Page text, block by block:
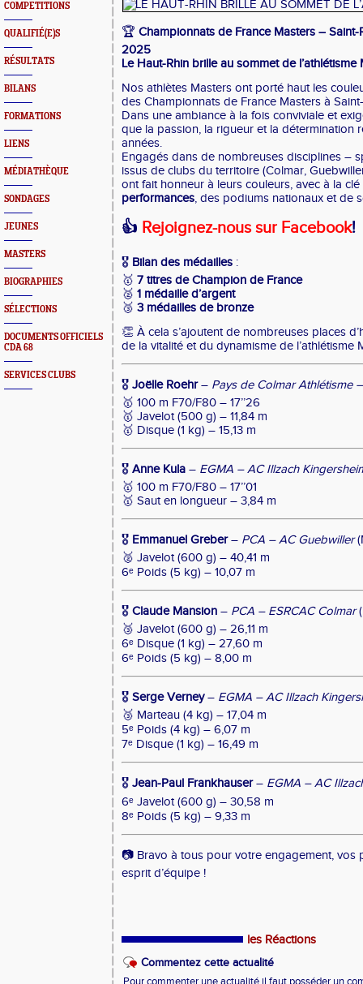
COMPETITIONS
QUALIFIÉ(E)S
RÉSULTATS
BILANS
FORMATIONS
LIENS
MÉDIATHÈQUE
SONDAGES
JEUNES
MASTERS
BIOGRAPHIES
SÉLECTIONS
DOCUMENTS OFFICIELS
CDA 68
SERVICES CLUBS
🏆 Championnats de France Masters –
2025
Le Haut-Rhin brille au sommet de l’athlétisme
Nos athlètes Masters ont porté haut les
des Championnats de France Masters à
Dans une ambiance à la fois conviviale et
que la passion, la rigueur et la détermination
années.
Engagés dans de nombreuses disciplines –
issus de clubs du territoire (Colmar,
ont fait honneur à leurs couleurs, avec à la
performances, des podiums nationaux et de
👍 Rejoignez-nous sur Facebook!
🎖 Bilan des médailles :
🥇 7 titres de Champion de France
🥈 1 médaille d’argent
🥉 3 médailles de bronze
👏 À cela s’ajoutent de nombreuses places
de la vitalité et du dynamisme de l’athlétisme
🎖 Joëlle Roehr– Pays de Colmar Athlétisme
🥇 100 m F70/F80 – 17’’26
🥇 Javelot (500 g) – 11,84 m
🥇 Disque (1 kg) – 15,13 m
🎖 Anne Kula – EGMA – AC Illzach
🥇 100 m F70/F80 – 17’’01
🥇 Saut en longueur – 3,84 m
🎖 Emmanuel Greber– PCA – AC Guebwiller
🥈 Javelot (600 g) – 40,41 m
6ᵉ Poids (5 kg) – 10,07 m
🎖 Claude Mansion – PCA – ESRCAC Colmar
🥉 Javelot (600 g) – 26,11 m
6ᵉ Disque (1 kg) – 27,60 m
6ᵉ Poids (5 kg) – 8,00 m
🎖 Serge Verney– EGMA – AC Illzach
🥉 Marteau (4 kg) – 17,04 m
5ᵉ Poids (4 kg) – 6,07 m
7ᵉ Disque (1 kg) – 16,49 m
🎖 Jean-Paul Frankhauser– EGMA – AC
6ᵉ Javelot (600 g) – 30,58 m
8ᵉ Poids (5 kg) – 9,33 m
📷 Bravo à tous pour votre engagement, vos
esprit d’équipe !
les Réactions
Commentez cette actualité